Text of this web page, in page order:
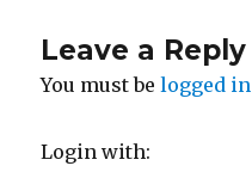
Leave a Reply
You must belogged in
Login with: